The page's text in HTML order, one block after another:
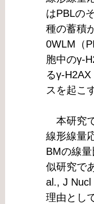
はPBLの
種の蓄積
0WLM（
胞中のγ-
るγ-
スを起こ
本研究
線形線量
BMの線
似研究で
al., J Nucl
理由とし